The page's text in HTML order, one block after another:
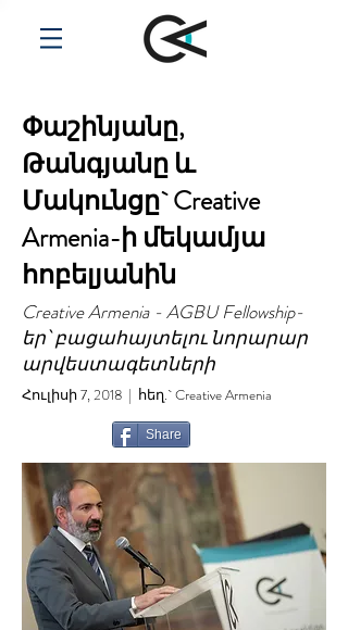
Փաշինյանը,
Թանգյանը և
Մակունցը` Creative
Armenia-ի մեկամյա
հոբելյանին
Creative Armenia - AGBU Fellowship-
եր՝ բացահայտելու նորարար
արվեստագետների
Հուլիսի 7, 2018 | հեղ.` Creative Armenia
Share